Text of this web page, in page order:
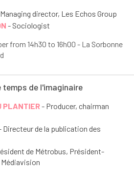
director, Les Echos Group
- Sociologist
from 14h30 to 16h00 - La Sorbonne
temps de l'imaginaire
PLANTIER- Producer, chairman
Directeur de la publication des
de Métrobus, Président-